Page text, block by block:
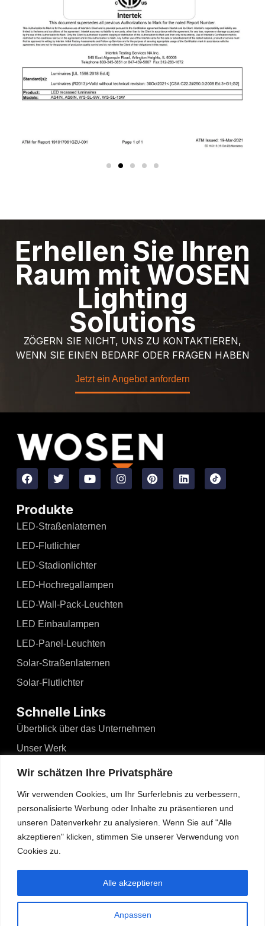
Wir schätzen Ihre Privatsphäre
Wir verwenden Cookies, um Ihr Surferlebnis zu verbessern,
personalisierte Werbung oder Inhalte zu präsentieren und
unseren Datenverkehr zu analysieren. Wenn Sie auf "Alle
akzeptieren" klicken, stimmen Sie unserer Verwendung von
Cookies zu.
Anpassen
Alle akzeptieren
Erhellen Sie Ihren
Raum mit WOSEN
Lighting
Solutions
ZÖGERN SIE NICHT, UNS ZU KONTAKTIEREN,
WENN SIE EINEN BEDARF ODER FRAGEN HABEN
Jetzt ein Angebot anfordern
Produkte
LED-Straßenlaternen
LED-Flutlichter
LED-Stadionlichter
LED-Hochregallampen
LED-Wall-Pack-Leuchten
LED Einbaulampen
LED-Panel-Leuchten
Solar-Straßenlaternen
Solar-Flutlichter
Schnelle Links
Überblick über das Unternehmen
Unser Werk
Nachrichten und Ereignisse
Blogs
Kontakt
Kontakt
No.526, Dong'an North Road, Haizhou, Guzhen,
Zhongshan, Guangdong, China